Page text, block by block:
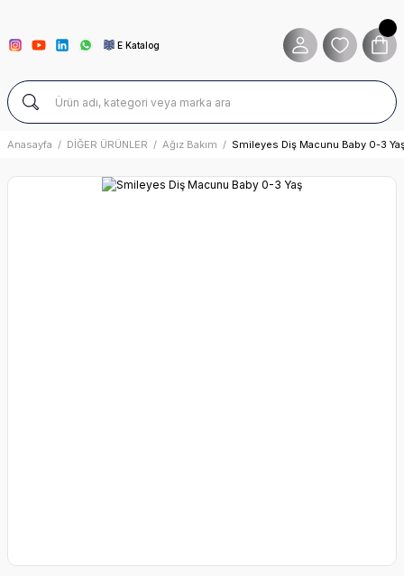
E Katalog
Anasayfa DİĞER ÜRÜNLER Ağız Bakım Smileyes Diş Macunu Baby 0-3